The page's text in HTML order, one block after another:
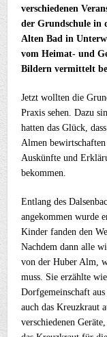
verschiedenen
der Grundschule in
Alten Bad in
vom Heimat- und
Bildern vermittelt
Jetzt wollten die
Praxis sehen. Dazu
hatten das Glück,
Almen
Auskünfte und
bekommen.
Entlang des
angekommen wurde
Kinder fanden den
Nachdem dann alle
von der Huber Alm,
muss. Sie erzählte
Dorfgemeinschaft
auch das Kreuzkraut
verschiedenen